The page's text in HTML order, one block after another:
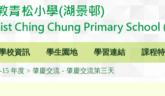
校資訊 學生園地 學習連結 課程
15 年度 肇慶交流 - 肇慶交流第三天